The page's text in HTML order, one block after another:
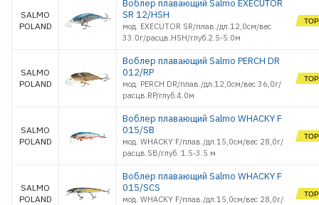
SALMO
POLAND
Воблер плавающий Salmo EXECUTOR
SR 12/HSH
мод. EXECUTOR SR/плав./дл.12,0см/вес
33.0г/расцв.HSH/глуб.2.5-5.0м
SALMO
POLAND
Воблер плавающий Salmo PERCH DR
012/RP
мод. PERCH DR/плав./дл.12,0см/вес 36,0г/
расцв.RP/глуб.4.0м
SALMO
POLAND
Воблер плавающий Salmo WHACKY F
015/SB
мод. WHACKY F/плав./дл.15,0см/вес 28,0г/
расцв.SB/глуб. 1.5-3.5 м
SALMO
POLAND
Воблер плавающий Salmo WHACKY F
015/SCS
мод. WHACKY F/плав./дл.15,0см/вес 28,0г/